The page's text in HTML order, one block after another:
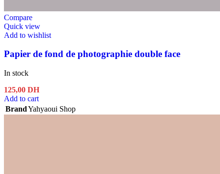
Compare
Quick view
Add to wishlist
Papier de fond de photographie double face
In stock
125,00 DH
Add to cart
BrandYahyaoui Shop